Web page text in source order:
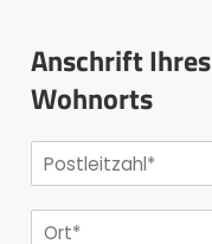
Anschrift Ihres
Wohnorts